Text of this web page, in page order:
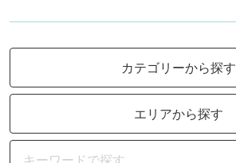
カテゴリーから探す
エリアから探す